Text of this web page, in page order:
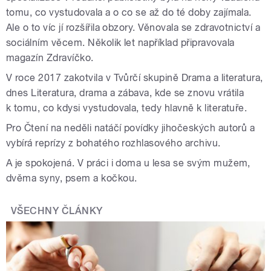
tomu, co vystudovala a o co se až do té doby zajímala.
Ale o to víc jí rozšířila obzory. Věnovala se zdravotnictví a
sociálním věcem. Několik let například připravovala
magazín Zdravíčko.
V roce 2017 zakotvila v Tvůrčí skupině Drama a literatura,
dnes Literatura, drama a zábava, kde se znovu vrátila
k tomu, co kdysi vystudovala, tedy hlavně k literatuře.
Pro Čtení na neděli natáčí povídky jihočeských autorů a
vybírá reprízy z bohatého rozhlasového archivu.
A je spokojená. V práci i doma u lesa se svým mužem,
dvěma syny, psem a kočkou.
VŠECHNY ČLÁNKY